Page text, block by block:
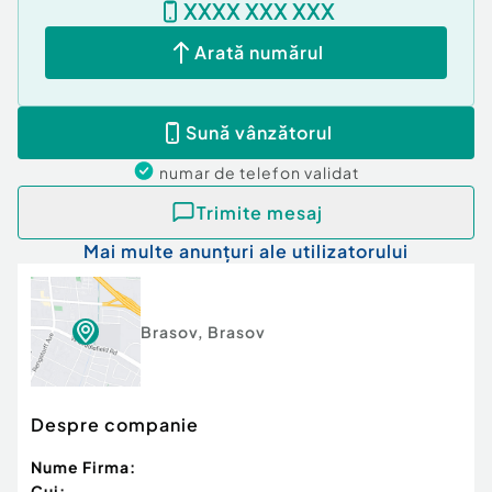
principalele zone ale orașului.
Pentru detalii suplimentare sau programarea unei
Cod ofertă / ID BLITZ: P174608
Id intern: P174608
Confort:1
Bloc de apartamente
Număr Băi:
XXXX XXX XXX
Arată numărul
Sună vânzătorul
numar de telefon validat
Trimite mesaj
Mai multe anunțuri ale utilizatorului
Brasov, Brasov
Despre companie
Nume Firma: